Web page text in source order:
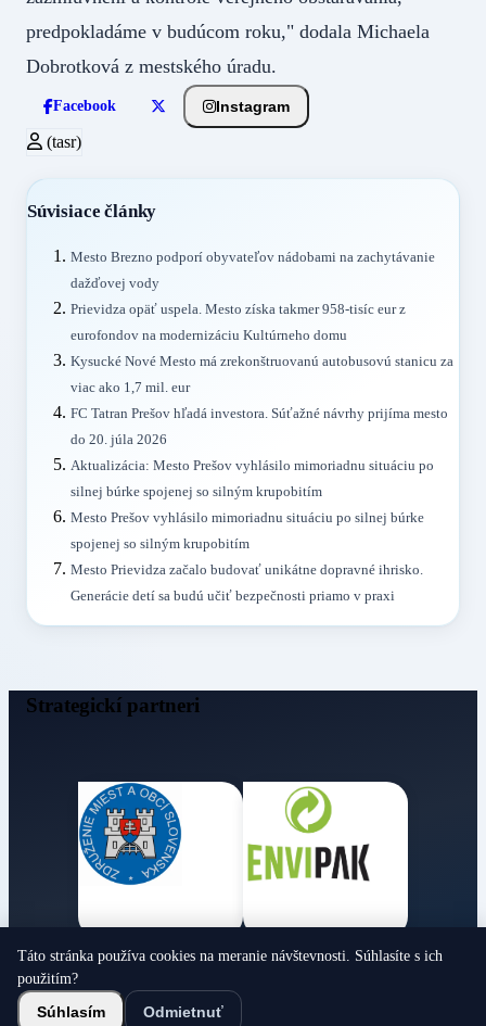
predpokladáme v budúcom roku," dodala Michaela
Dobrotková z mestského úradu.
Facebook Instagram
(tasr)
Súvisiace články
Mesto Brezno podporí obyvateľov nádobami na zachytávanie
dažďovej vody
Prievidza opäť uspela. Mesto získa takmer 958-tisíc eur z
eurofondov na modernizáciu Kultúrneho domu
Kysucké Nové Mesto má zrekonštruovanú autobusovú stanicu za
viac ako 1,7 mil. eur
FC Tatran Prešov hľadá investora. Súťažné návrhy prijíma mesto
do 20. júla 2026
Aktualizácia: Mesto Prešov vyhlásilo mimoriadnu situáciu po
silnej búrke spojenej so silným krupobitím
Mesto Prešov vyhlásilo mimoriadnu situáciu po silnej búrke
spojenej so silným krupobitím
Mesto Prievidza začalo budovať unikátne dopravné ihrisko.
Generácie detí sa budú učiť bezpečnosti priamo v praxi
Strategickí partneri
Obecné noviny
© 2026 Všetky práva vyhradené
Táto stránka používa cookies na meranie návštevnosti. Súhlasíte s ich
použitím?
Súhlasím Odmietnuť